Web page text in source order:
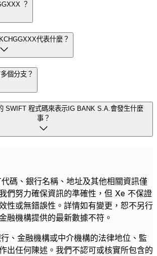
？
代表什麼？
個分支？
SWIFT 程式碼來表示IG BANK S.A.會發生什麼
事？
碼、銀行名稱、地址及其他相關資訊僅
們努力確保資訊的準確性，但 Xe 不保證
性或無錯誤性。詳情如有變更，恕不另行
融機構提供的最新數據不符。
、金融機構或中介機構的法律地位、監
出任何陳述。我們不認可或核實所包含的